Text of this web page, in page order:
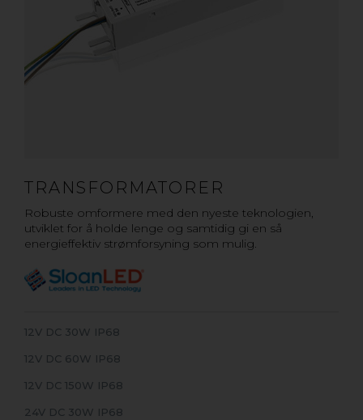
TRANSFORMATORER
Robuste omformere med den nyeste teknologien,
utviklet for å holde lenge og samtidig gi en så
energieffektiv strømforsyning som mulig.
12V DC 30W IP68
12V DC 60W IP68
12V DC 150W IP68
24V DC 30W IP68